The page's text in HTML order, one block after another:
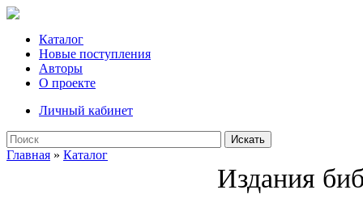
Каталог
Новые поступления
Авторы
О проекте
Личный кабинет
Искать
Главная » Каталог
Издания